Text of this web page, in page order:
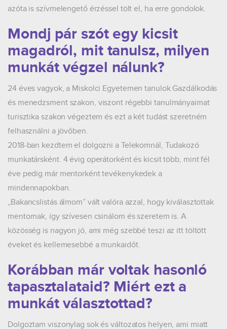
azóta is szívmelengető érzéssel tölt el, ha erre gondolok.
Mondj pár szót egy kicsit
magadról, mit tanulsz, milyen
munkát végzel nálunk?
24 éves vagyok, a Miskolci Egyetemen tanulok Gazdálkodás
és menedzsment szakon, viszont régebbi tanulmányaimat
turisztika szakon végeztem és ezt a két tudást szeretném
felhasználni a jövőben.
2018-ban kezdtem el dolgozni a Telekomnál, Tudakozó
munkatársként. 4 évig operátorként és kicsit több, mint fél
éve pedig már mentorként tevékenykedek a
mindennapokban.
„Bakancslistás álmom” vált valóra azzal, hogy kiválasztottak
mentornak, így szívesen csinálom és szeretem is. A
közösség is nagyon jó, ami még szebbé teszi az itt töltött
éveket és kellemesebbé a munkaidőt.
Korábban már voltak hasonló
tapasztalataid? Miért ezt a
munkát választottad?
Dolgoztam viszonylag sok és változatos helyen, ami miatt